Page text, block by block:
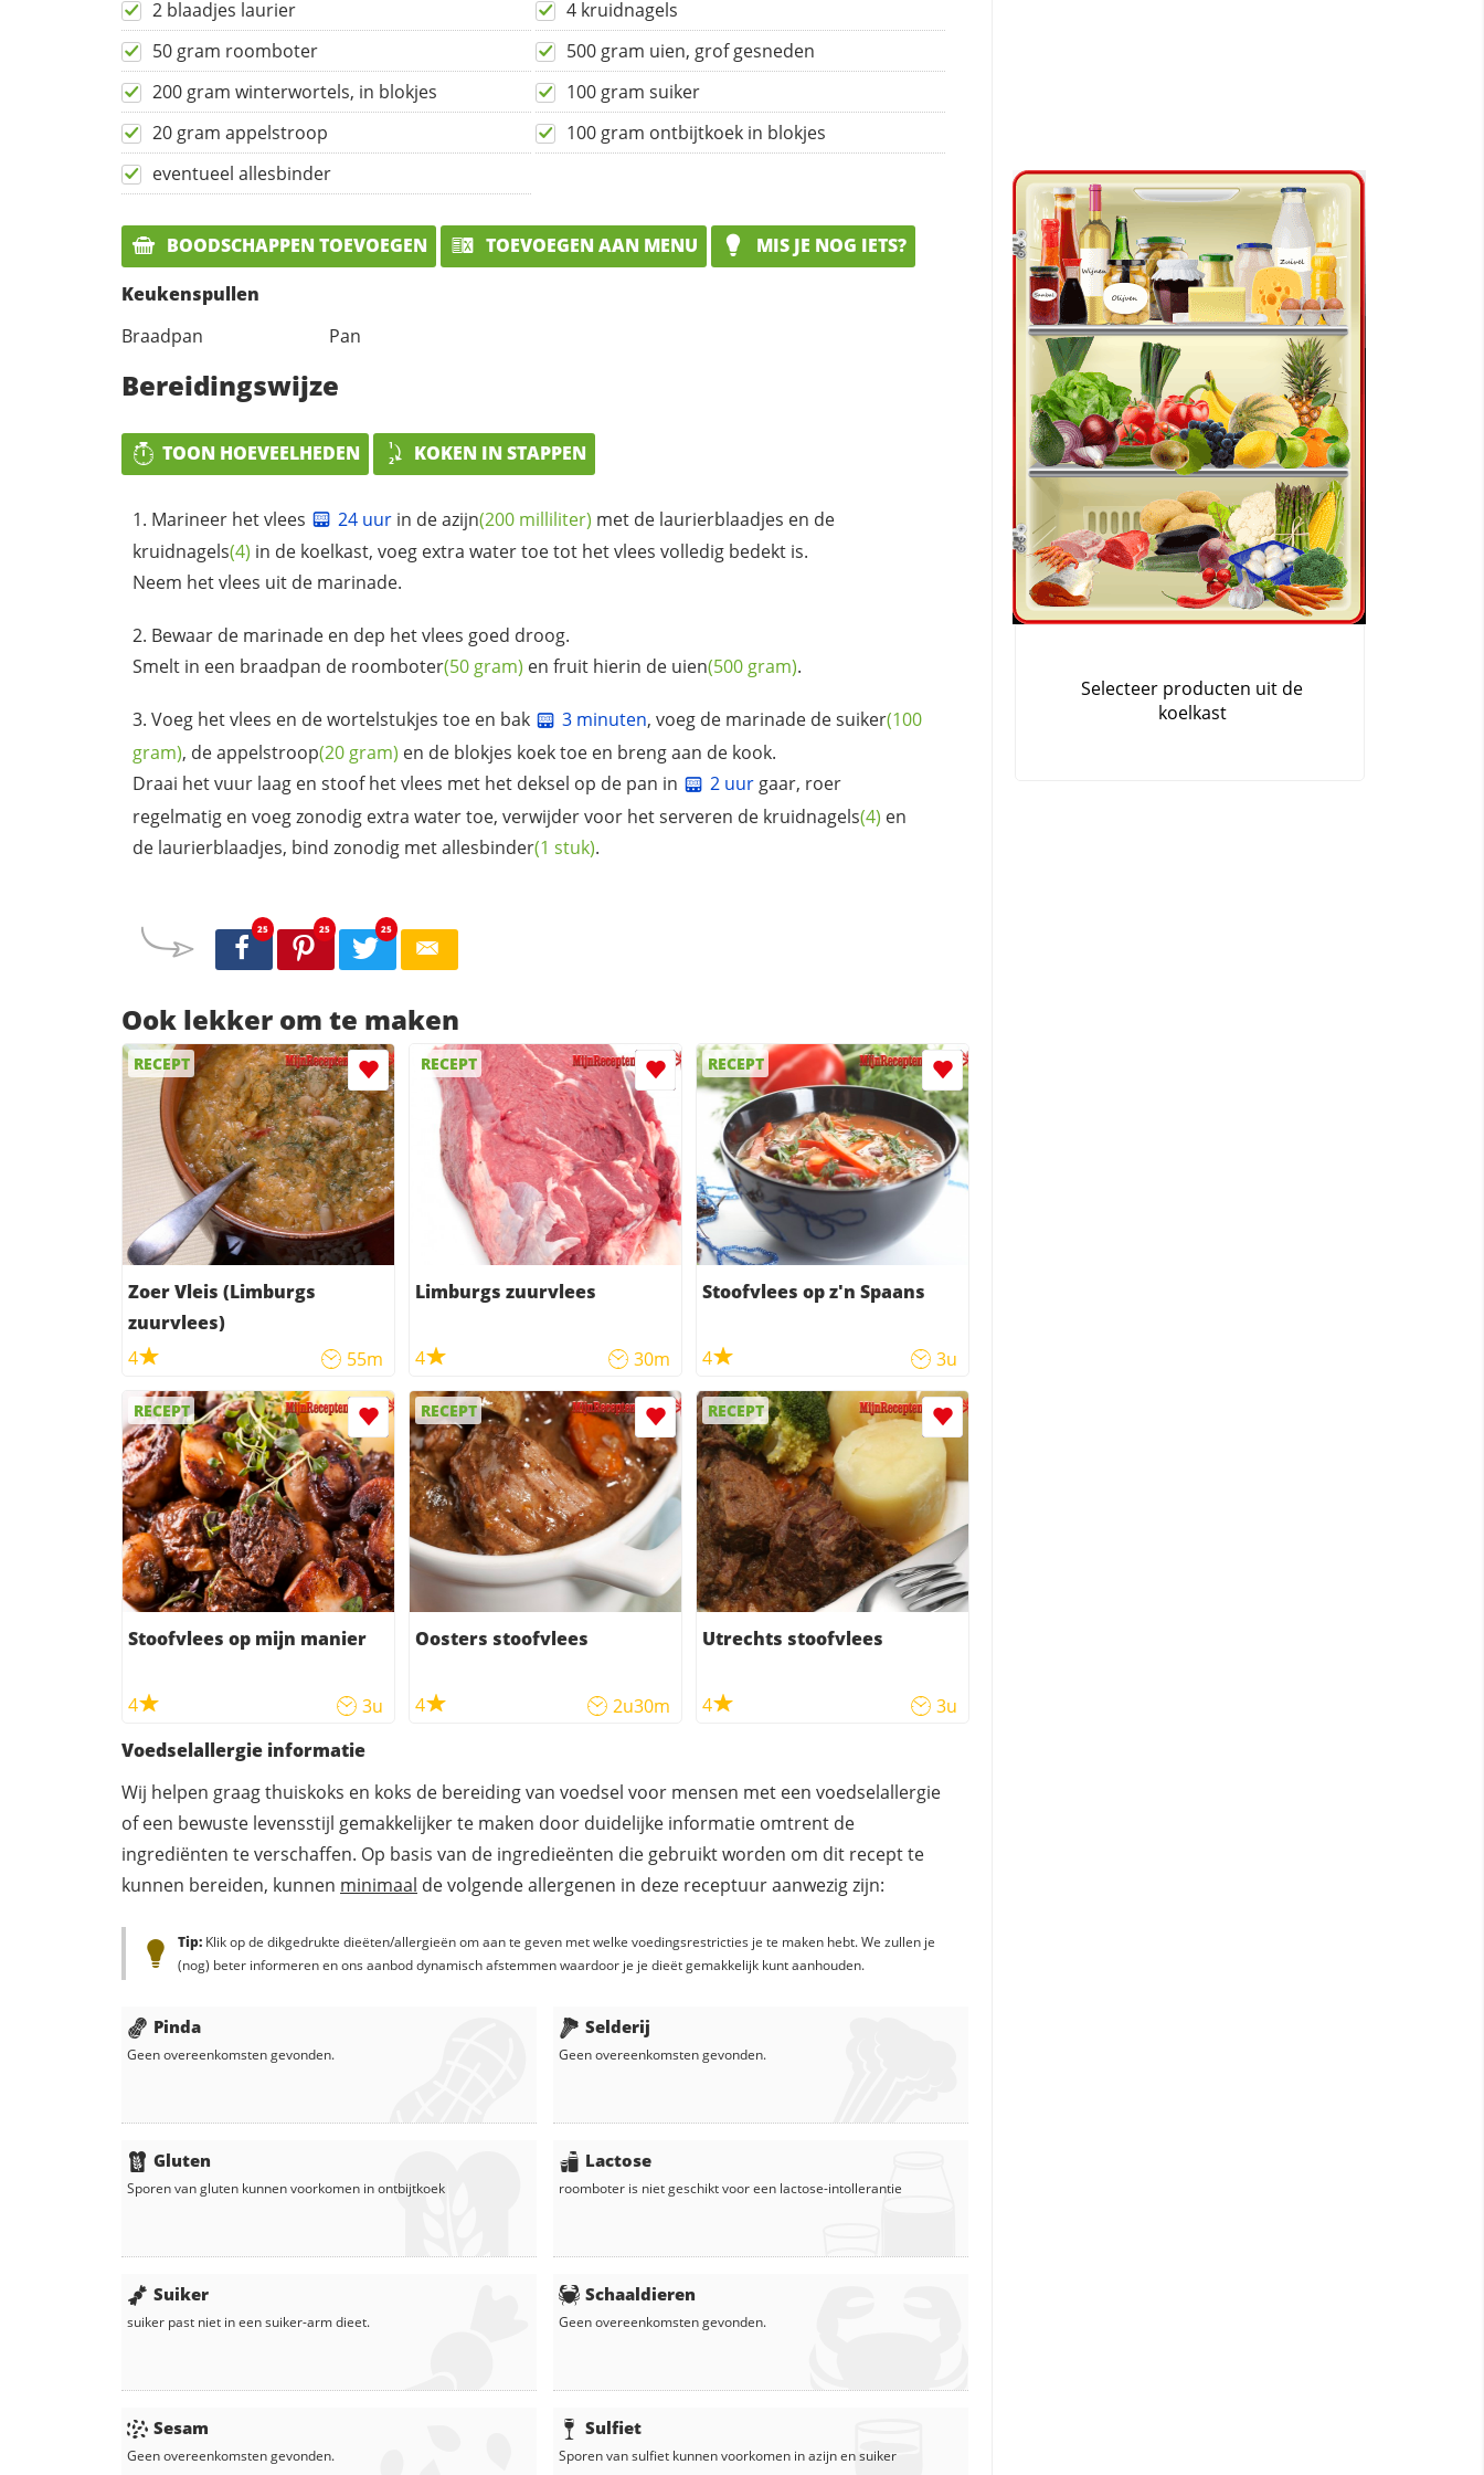
2 blaadjes laurier
4 kruidnagels
50 gram roomboter
500 gram uien, grof gesneden
200 gram winterwortels, in blokjes
100 gram suiker
20 gram appelstroop
100 gram ontbijtkoek in blokjes
eventueel allesbinder
BOODSCHAPPEN TOEVOEGEN TOEVOEGEN AAN MENU
MIS JE NOG IETS?
Keukenspullen
Braadpan
Pan
Bereidingswijze
TOON HOEVEELHEDEN KOKEN IN STAPPEN
Marineer het vlees 24 uur in deazijn(200 milliliter) met de laurierblaadjes en de
kruidnagels(4) in de koelkast, voeg extra water toe tot het vlees volledig bedekt is.
Neem het vlees uit de marinade.
Bewaar de marinade en dep het vlees goed droog.
Smelt in een braadpan de roomboter(50 gram) en fruit hierin de uien(500 gram).
Voeg het vlees en de wortelstukjes toe en bak 3 minuten, voeg de marinade desuiker(100
gram), deappelstroop(20 gram) en de blokjes koek toe en breng aan de kook.
Draai het vuur laag en stoof het vlees met het deksel op de pan in
2 uur gaar, roer
regelmatig en voeg zonodig extra water toe, verwijder voor het serveren de kruidnagels(4) en
de laurierblaadjes, bind zonodig metallesbinder(1 stuk).
25 25 25
Ook lekker om te maken
RECEPT
Zoer Vleis (Limburgs
zuurvlees)
4
55m
RECEPT
Limburgs zuurvlees
4 30m
RECEPT
Stoofvlees op z'n Spaans
4 3u
RECEPT
Stoofvlees op mijn manier
4 3u
RECEPT
Oosters stoofvlees
4 2u30m
RECEPT
Utrechts stoofvlees
4
3u
Voedselallergie informatie
Wij helpen graag thuiskoks en koks de bereiding van voedsel voor mensen met een voedselallergie
of een bewuste levensstijl gemakkelijker te maken door duidelijke informatie omtrent de
ingrediënten te verschaffen. Op basis van de ingredieënten die gebruikt worden om dit recept te
kunnen bereiden, kunnen minimaal de volgende allergenen in deze receptuur aanwezig zijn:
Tip: Klik op de dikgedrukte dieëten/allergieën om aan te geven met welke voedingsrestricties je te maken hebt. We zullen je
(nog) beter informeren en ons aanbod dynamisch afstemmen waardoor je je dieët gemakkelijk kunt aanhouden.
Pinda
Geen overeenkomsten gevonden.
Gluten
Sporen van gluten kunnen voorkomen inontbijtkoek
Suiker
suiker past niet in een suiker-arm dieet.
Sesam
Geen overeenkomsten gevonden.
Selderij
Geen overeenkomsten gevonden.
Lactose
roomboter is niet geschikt voor een lactose-intollerantie
Schaaldieren
Geen overeenkomsten gevonden.
Sulfiet
Sporen van sulfiet kunnen voorkomen inazijnensuiker